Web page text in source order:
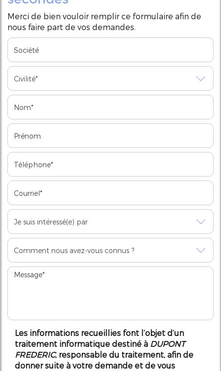
Merci de bien vouloir remplir ce formulaire afin de
nous faire part de vos demandes.
Les informations recueillies font l’objet d’un
traitement informatique destiné à DUPONT
FREDERIC, responsable du traitement, afin de
donner suite à votre demande et de vous